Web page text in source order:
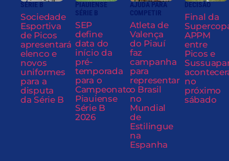
SÉRIE B
Sociedade
Esportiva
de Picos
apresentará
elenco e
novos
uniformes
para a
disputa
da Série B
PIAUIENSE
SÉRIE B
SEP
define
data do
início da
pré-
temporada
para o
Campeonato
Piauiense
Série B
2026
AJUDA PARA
COMPETIR
Atleta de
Valença
do Piauí
faz
campanha
para
representar
o Brasil
no
Mundial
de
Estilingue
na
Espanha
DECISÃO
Final da
APPM
entre
Picos e
no
próximo
sábado